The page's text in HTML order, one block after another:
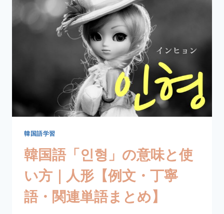
意
味
と
使
【例
文・
丁
連
単
ま
と
め】
韓国語学習
韓国語「인형」の意味と使
い方｜人形【例文・丁寧
語・関連単語まとめ】